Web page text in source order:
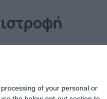
of your personal or